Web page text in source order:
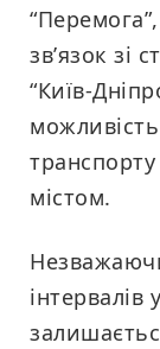
зв’язок зі
“Київ-
містом.
інтервалів